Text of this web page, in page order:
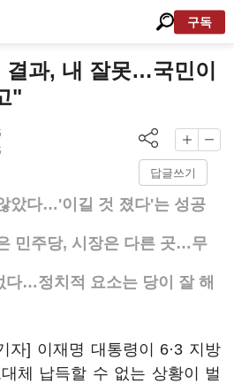
구독
과, 내 잘못…국민이
"
답글쓰기
았다…'이길 것 졌다'는 성공
민주당, 시장은 다른 곳…무
다…정치적 요소는 당이 잘 해
자] 이재명 대통령이 6·3 지방
체 납득할 수 없는 상황이 벌